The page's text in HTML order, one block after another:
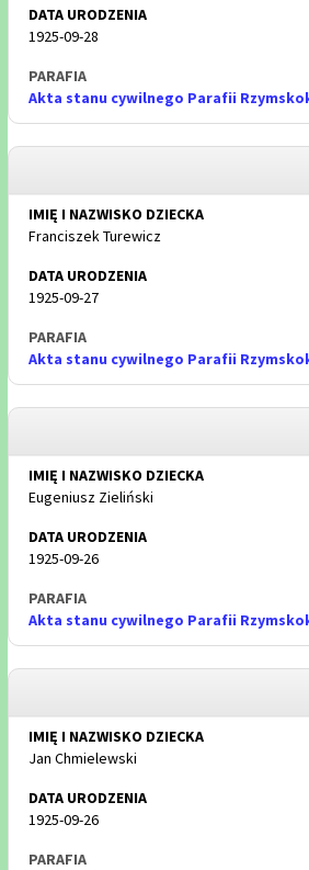
1925-09-28
Akta stanu cywilnego Parafii
Franciszek Turewicz
1925-09-27
Akta stanu cywilnego Parafii
Eugeniusz Zieliński
1925-09-26
Akta stanu cywilnego Parafii
Jan Chmielewski
1925-09-26